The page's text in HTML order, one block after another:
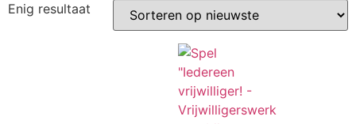
Enig resultaat